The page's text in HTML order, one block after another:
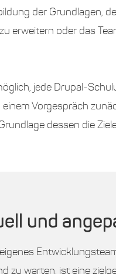
der Grundlagen,
erweitern oder das
jede Drupal-
Vorgespräch
dessen die
und
zu warten, ist eine